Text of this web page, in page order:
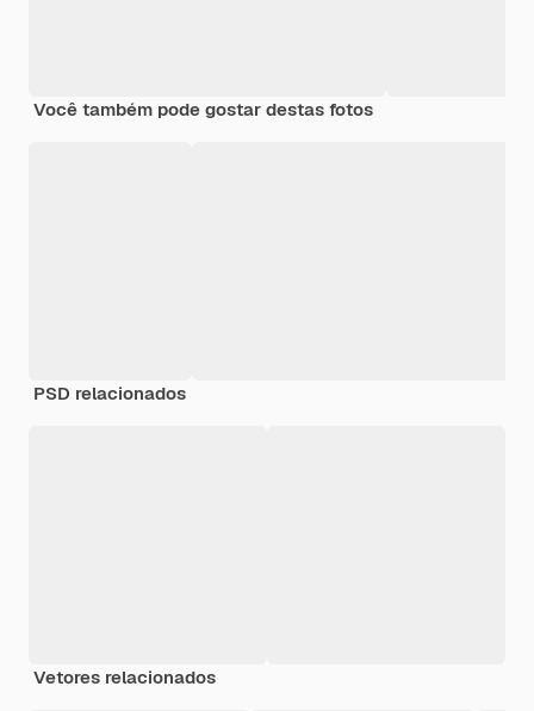
Você também pode gostar destas fotos
PSD relacionados
Vetores relacionados